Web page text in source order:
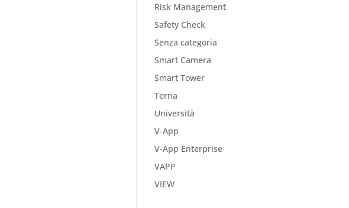
Risk Management
Safety Check
Senza categoria
Smart Camera
Smart Tower
Terna
Università
V-App
V-App Enterprise
VAPP
VIEW